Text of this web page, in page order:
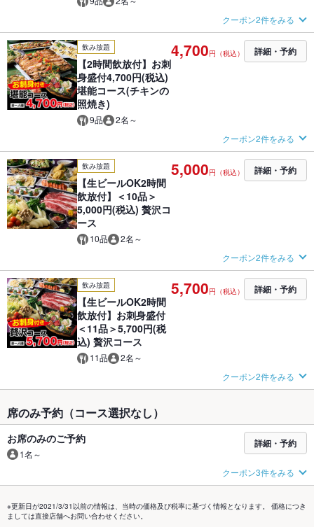
クーポン2件をみる
飲み放題
【2時間飲放付】お刺
身盛付4,700円(税込)
堪能コース(チキンの
照焼き)
9品 2名～
4,700円（税込） 詳細・予約
クーポン2件をみる
飲み放題
【生ビールOK2時間
飲放付】＜10品＞
5,000円(税込) 贅沢コ
ース
10品 2名～
5,000円（税込） 詳細・予約
クーポン2件をみる
飲み放題
【生ビールOK2時間
飲放付】お刺身盛付
＜11品＞5,700円(税
込) 贅沢コース
11品 2名～
5,700円（税込） 詳細・予約
クーポン2件をみる
席のみ予約（コース選択なし）
お席のみのご予約
1名～
詳細・予約
クーポン3件をみる
※更新日が2021/3/31以前の情報は、当時の価格及び税率に基づく情報となります。 価格につき
ましては直接店舗へお問い合わせください。